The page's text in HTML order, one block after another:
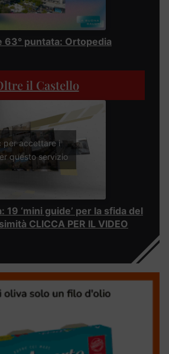
63° puntata: Ortopedia
il Castello
per accettare i
questo servizio
19 ‘mini guide’ per la sfida del
CLICCA PER IL VIDEO